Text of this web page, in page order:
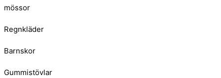
mössor
Regnkläder
Barnskor
Gummistövlar